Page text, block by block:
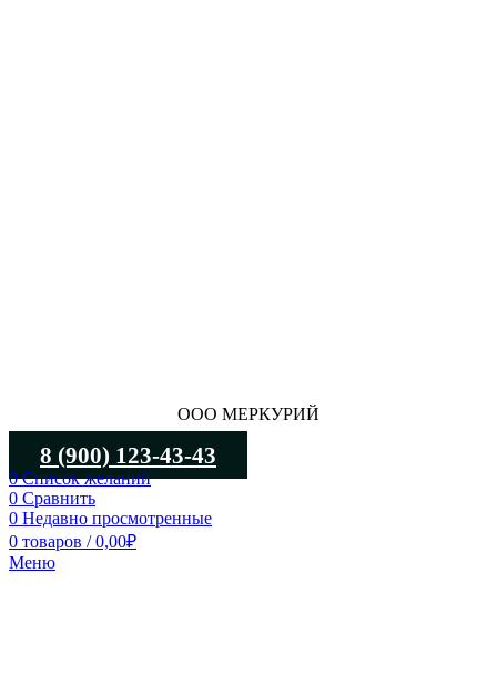
ООО МЕРКУРИЙ
8 (900) 123-43-43
0Список желаний
0 Сравнить
0 Недавно просмотренные
0 товаров / 0,00₽
Меню